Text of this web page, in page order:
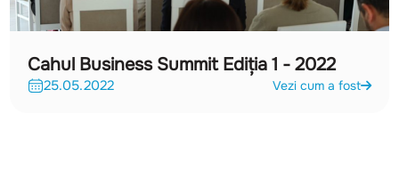
Cahul Business Summit Ediția 1 - 2022
25.05.2022 Vezi cum a fost